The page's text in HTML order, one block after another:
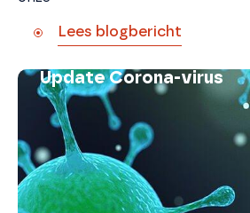
Lees blogbericht
Update Corona-virus